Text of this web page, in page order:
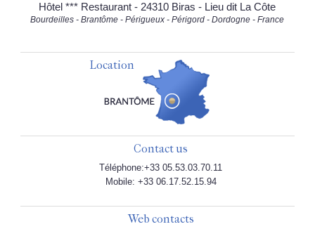
Hôtel *** Restaurant - 24310 Biras - Lieu dit La Côte
Bourdeilles - Brantôme - Périgueux - Périgord - Dordogne - France
Location
Contact us
Téléphone:+33 05.53.03.70.11
Mobile: +33 06.17.52.15.94
Web contacts